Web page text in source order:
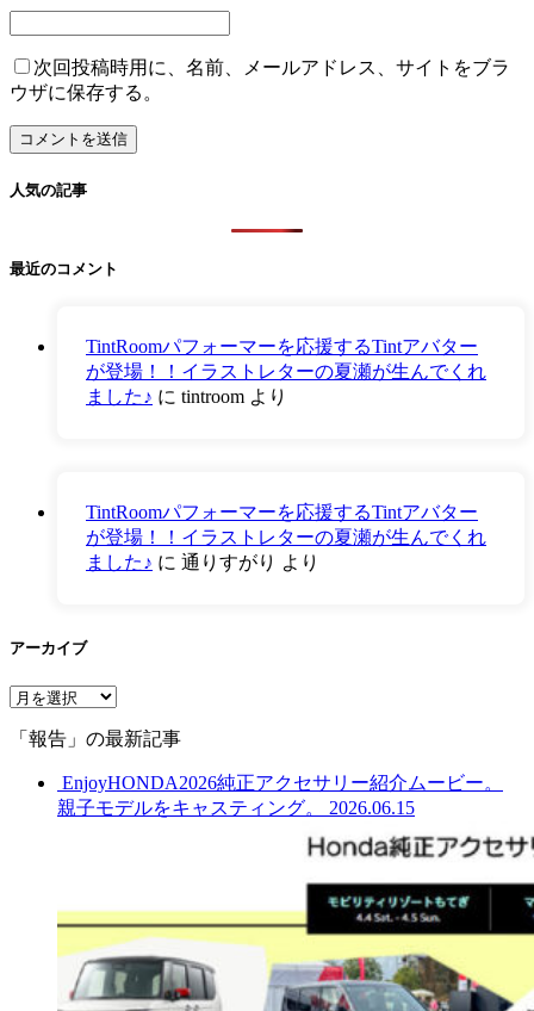
次回投稿時用に、名前、メールアドレス、サイトをブラ
ウザに保存する。
人気の記事
最近のコメント
TintRoomパフォーマーを応援するTintアバター
が登場！！イラストレターの夏瀬が生んでくれ
ました♪ に tintroom より
TintRoomパフォーマーを応援するTintアバター
が登場！！イラストレターの夏瀬が生んでくれ
ました♪ に 通りすがり より
アーカイブ
ア
カ「報告」の最新記事
EnjoyHONDA2026純正アクセサリー紹介ムービー。
親子モデルをキャスティング。
2026.06.15